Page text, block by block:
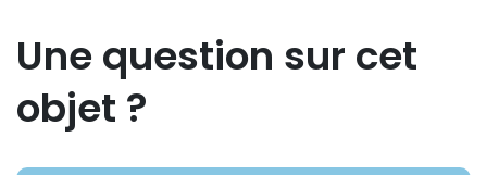
Une question sur cet
objet ?